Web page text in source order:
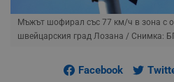
Мъжът шофирал със 77 км/ч в зона с
швейцарския град Лозана / Снимка:
Facebook